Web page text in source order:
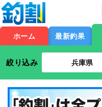
ホーム 最新釣果
絞り込み 兵庫県